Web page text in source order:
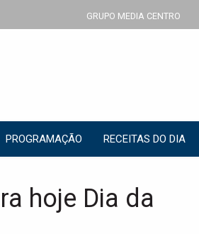
GRUPO MEDIA CENTRO
PROGRAMAÇÃO RECEITAS DO DIA
hoje Dia da